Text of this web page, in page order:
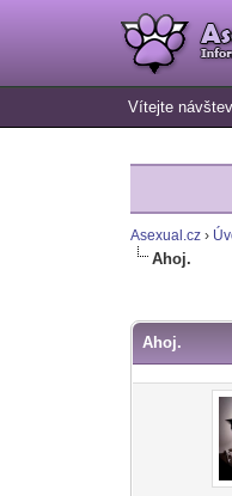
Vítejte
Asexual.cz ›
Ahoj.
Ahoj.